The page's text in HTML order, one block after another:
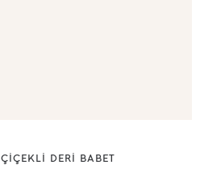
DERİ BABET